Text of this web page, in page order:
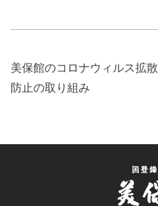
過
去
稿:
美保館のコロナウィルス拡散
防止の取り組み